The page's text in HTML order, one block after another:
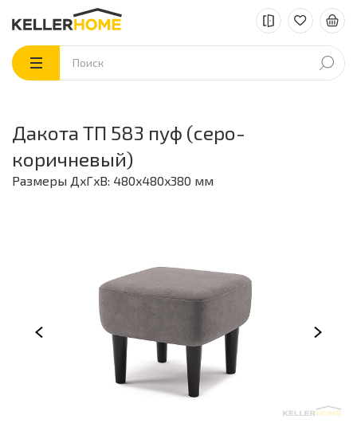
Дакота ТП 583 пуф (серо-
коричневый)
Размеры ДxГxВ: 480x480x380 мм